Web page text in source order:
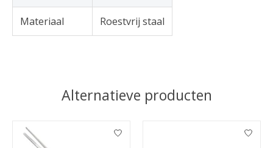
Materiaal Roestvrij staal
Alternatieve producten
Items van productcarrousel